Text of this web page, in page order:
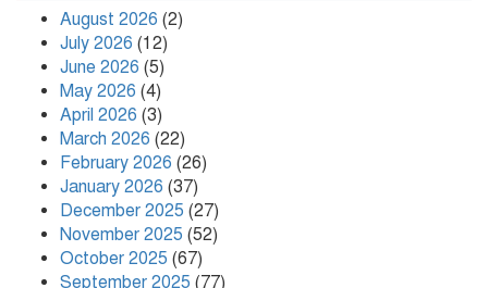
Kafi Sued Over Alleged Land
Grabbing and Extortion
কলাপাড়ায় ৪০ পিস ইয়াবা সহ এক যুবক
গ্রেপ্তার
August 2026 (2)
July 2026 (12)
June 2026 (5)
May 2026 (4)
April 2026 (3)
March 2026 (22)
February 2026 (26)
January 2026 (37)
December 2025 (27)
November 2025 (52)
October 2025 (67)
September 2025 (77)